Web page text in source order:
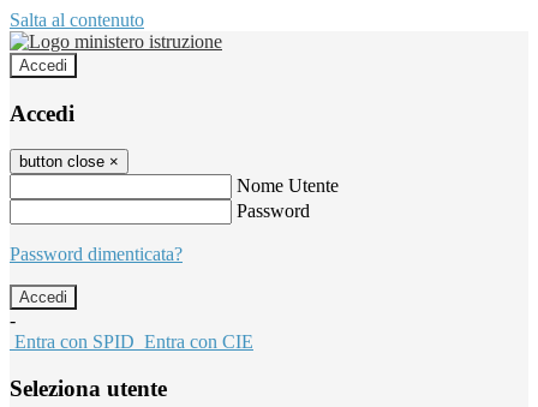
Salta al contenuto
Accedi
Accedi
button close ×
Nome Utente
Password
Password dimenticata?
-
Entra con SPID Entra con CIE
Seleziona utente